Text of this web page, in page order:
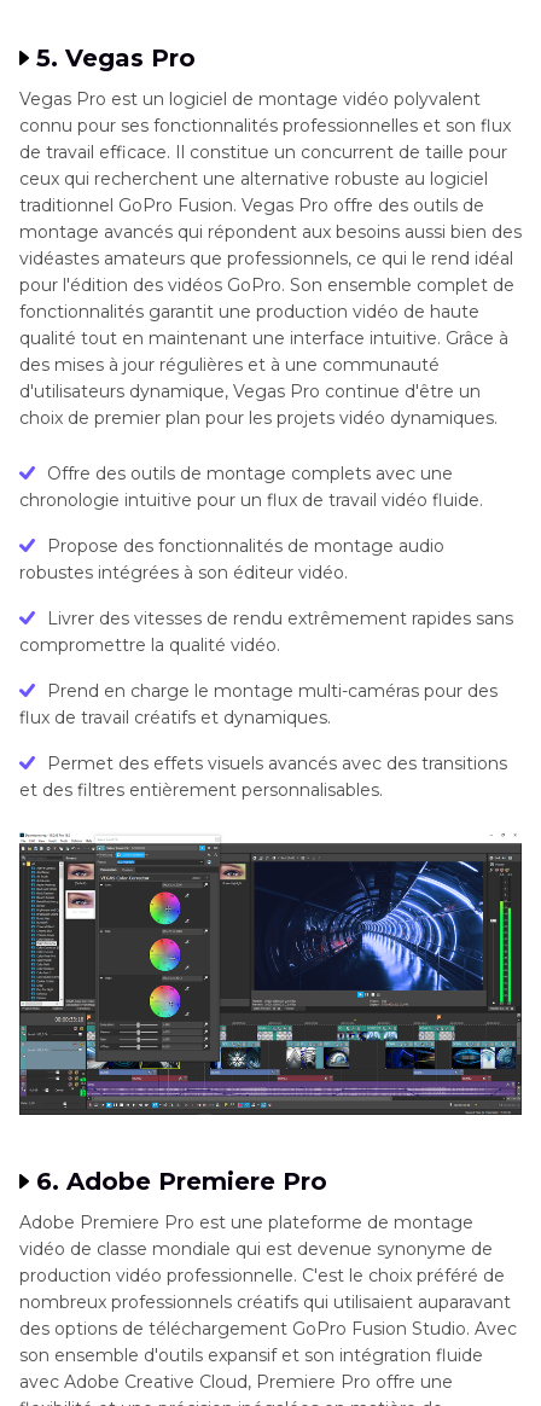
5. Vegas Pro
Vegas Pro est un logiciel de montage vidéo polyvalent
connu pour ses fonctionnalités professionnelles et son flux
de travail efficace. Il constitue un concurrent de taille pour
ceux qui recherchent une alternative robuste au logiciel
traditionnel GoPro Fusion. Vegas Pro offre des outils de
montage avancés qui répondent aux besoins aussi bien des
vidéastes amateurs que professionnels, ce qui le rend idéal
pour l'édition des vidéos GoPro. Son ensemble complet de
fonctionnalités garantit une production vidéo de haute
qualité tout en maintenant une interface intuitive. Grâce à
des mises à jour régulières et à une communauté
d'utilisateurs dynamique, Vegas Pro continue d'être un
choix de premier plan pour les projets vidéo dynamiques.
Offre des outils de montage complets avec une
chronologie intuitive pour un flux de travail vidéo fluide.
Propose des fonctionnalités de montage audio
robustes intégrées à son éditeur vidéo.
Livrer des vitesses de rendu extrêmement rapides sans
compromettre la qualité vidéo.
Prend en charge le montage multi-caméras pour des
flux de travail créatifs et dynamiques.
Permet des effets visuels avancés avec des transitions
et des filtres entièrement personnalisables.
6. Adobe Premiere Pro
Adobe Premiere Pro est une plateforme de montage
vidéo de classe mondiale qui est devenue synonyme de
production vidéo professionnelle. C'est le choix préféré de
nombreux professionnels créatifs qui utilisaient auparavant
des options de téléchargement GoPro Fusion Studio. Avec
son ensemble d'outils expansif et son intégration fluide
avec Adobe Creative Cloud, Premiere Pro offre une